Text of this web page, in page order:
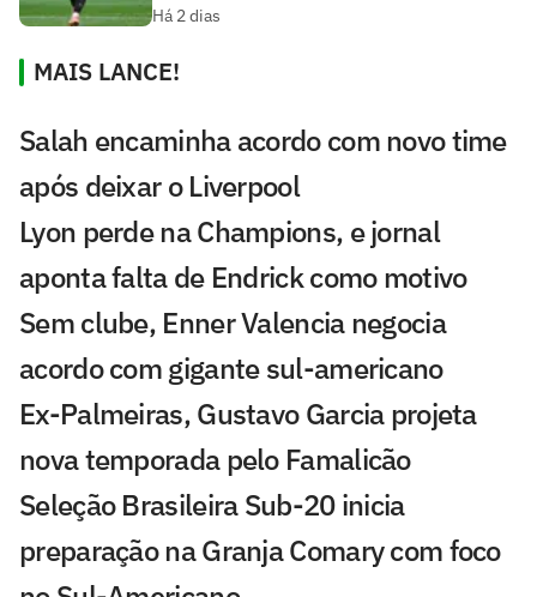
Há 2 dias
MAIS LANCE!
Salah encaminha acordo com novo time
após deixar o Liverpool
Lyon perde na Champions, e jornal
aponta falta de Endrick como motivo
Sem clube, Enner Valencia negocia
acordo com gigante sul-americano
Ex-Palmeiras, Gustavo Garcia projeta
nova temporada pelo Famalicão
Seleção Brasileira Sub-20 inicia
preparação na Granja Comary com foco